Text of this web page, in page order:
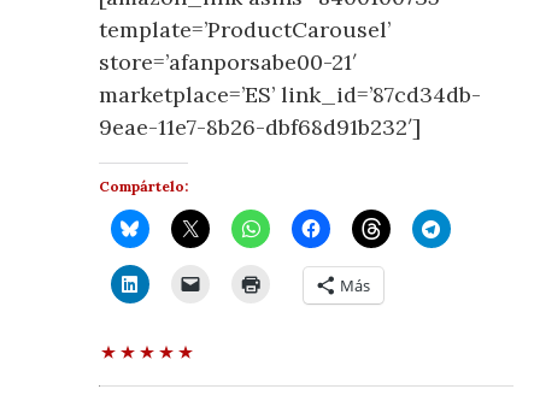
template=’ProductCarousel’
store=’afanporsabe00-21′
marketplace=’ES’ link_id=’87cd34db-
9eae-11e7-8b26-dbf68d91b232′]
Compártelo:
Más